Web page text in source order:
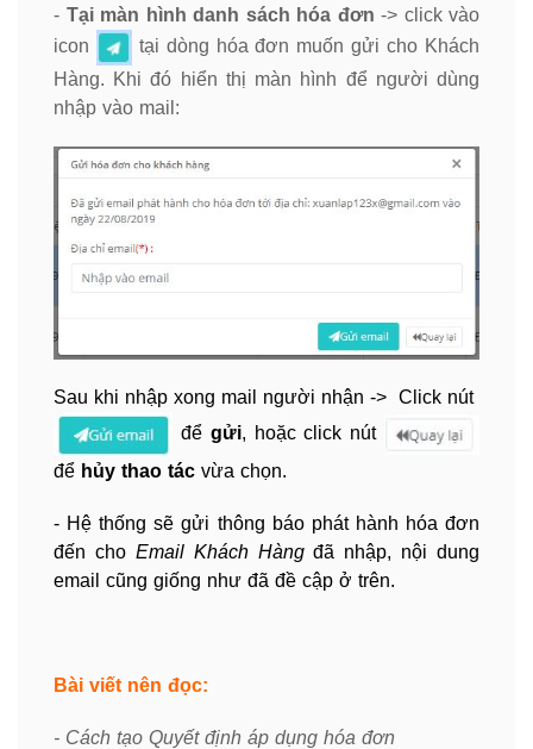
- Tại màn hình danh sách hóa đơn -> click vào
icon
tại dòng hóa đơn muốn gửi cho Khách
Hàng. Khi đó hiển thị màn hình để người dùng
nhập vào mail:
Sau khi nhập xong mail người nhận -> Click nút
để gửi, hoặc click nút
để hủy thao tác vừa chọn.
- Hệ thống sẽ gửi thông báo phát hành hóa đơn
đến cho Email Khách Hàngđã nhập, nội dung
email cũng giống như đã đề cập ở trên.
Bài viết nên đọc:
- Cách tạo Quyết định áp dụng hóa đơn